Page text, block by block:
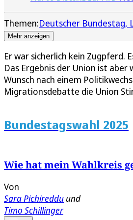
Themen:Deutscher Bundestag
Mehr anzeigen
Er war sicherlich kein Zugpferd.
Das Ergebnis der Union ist
Wunsch nach einem
Migrationsdebatte die Union
Bundestagswahl 2025
Wie hat mein Wahlkreis
Von
Sara Pichireddu und
Timo Schillinger